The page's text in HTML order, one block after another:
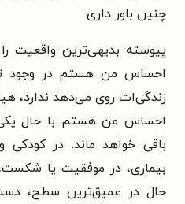
چنین‌ باور داری‌.
پیوسته‌ بدیهی‌ترین‌ واقعیت‌
احساس‌ من‌ هستم‌ در وجود
زندگی‌ات‌ روی‌ می‌دهد ندارد،
احساس‌ من‌ هستم‌ با حال‌
باقی‌ خواهد ماند. در کودکی‌
بیماری‌، در موفقیت‌ یا
حال‌ در عمیق‌ترین‌ سطح‌، دست‌